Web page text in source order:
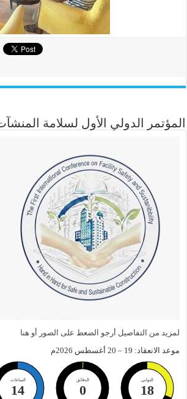
المؤتمر الدولي الأول لسلامة
لمزيد من التفاصيل أرجو الضعط على الصور أو هنا
موعد الانعقاد: 19 – 20 أغسطس 2026م
الساعات
14
الدقائق
0
الثواني
18